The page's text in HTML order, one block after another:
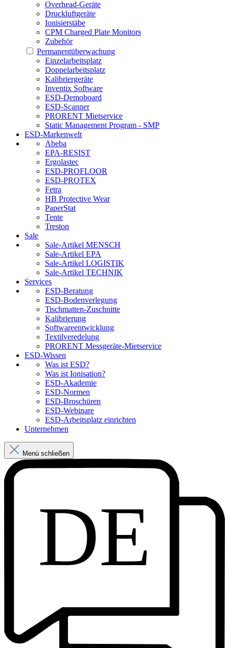
Overhead-Geräte
Druckluftgeräte
Ionisierstäbe
CPM Charged Plate Monitors
Zubehör
Permanentüberwachung
Einzelarbeitsplatz
Doppelarbeitsplatz
Kalibriergeräte
Inventix Software
ESD-Demoboard
ESD-Scanner
PRORENT Mietservice
Static Management Program - SMP
ESD-Markenwelt
Abeba
EPA-RESIST
Ergolastec
ESD-PROFLOOR
ESD-PROTEX
Fetra
HB Protective Wear
PaperStat
Tente
Treston
Sale
Sale-Artikel MENSCH
Sale-Artikel EPA
Sale-Artikel LOGISTIK
Sale-Artikel TECHNIK
Services
ESD-Beratung
ESD-Bodenverlegung
Tischmatten-Zuschnitte
Kalibrierung
Softwareentwicklung
Textilveredelung
PRORENT Messgeräte-Mietservice
ESD-Wissen
Was ist ESD?
Was ist Ionisation?
ESD-Akademie
ESD-Normen
ESD-Broschüren
ESD-Webinare
ESD-Arbeitsplatz einrichten
Unternehmen
Menü schließen
DE